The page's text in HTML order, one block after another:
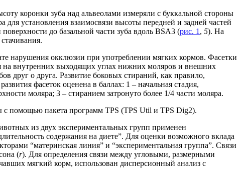
коронки зуба над альвеолами измеряли с буккальной стороны
для установления взаимосвязи высоты передней и задней частей
до базальной части зуба вдоль BSA3 (рис. 1 , 5). На
нарушения окклюзии при употреблении мягких кормов. Фасетки
на внутренних выходящих углах нижних моляров и внешних
друг о друга. Развитие боковых стираний, как правило,
фасеток оценена в баллах: 1 – начальная стадия,
моляра; 3 – стиранием затронуто более 1/4 части моляра.
с помощью пакета программ TPS (TPS Util и TPS Dig2).
из двух экспериментальных групп применен
содержания на диете”. Для оценки возможного вклада
“материнская линия” и “экспериментальная группа”. Связи
(r). Для определения связи между угловыми, размерными
мягкий корм, использован дисперсионный анализ с